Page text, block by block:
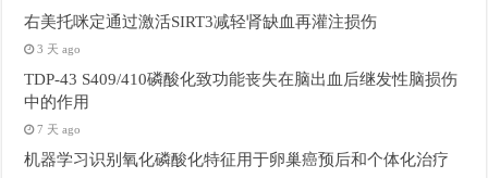
右美托咪定通过激活SIRT3减轻肾缺血再灌注损伤
3 天 ago
TDP-43 S409/410磷酸化致功能丧失在脑出血后继发性脑损伤
中的作用
7 天 ago
机器学习识别氧化磷酸化特征用于卵巢癌预后和个体化治疗